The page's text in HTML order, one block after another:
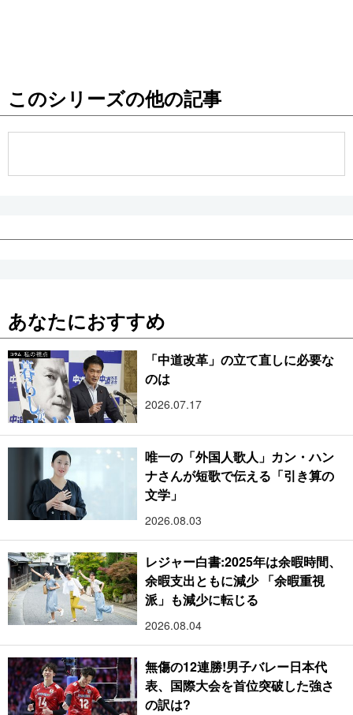
このシリーズの他の記事
あなたにおすすめ
「中道改革」の立て直しに必要な
のは
2026.07.17
唯一の「外国人歌人」カン・ハン
ナさんが短歌で伝える「引き算の
文学」
2026.08.03
レジャー白書:2025年は余暇時間、
余暇支出ともに減少 「余暇重視
派」も減少に転じる
2026.08.04
無傷の12連勝!男子バレー日本代
表、国際大会を首位突破した強さ
の訳は?